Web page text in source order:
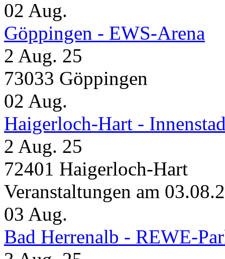
02 Aug.
Göppingen - EWS-Arena
2 Aug. 25
73033 Göppingen
02 Aug.
Haigerloch-Hart -
2 Aug. 25
72401 Haigerloch-Hart
Veranstaltungen am
03 Aug.
Bad Herrenalb - REWE-